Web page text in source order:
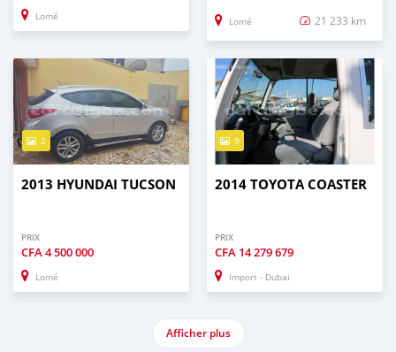
Lomé Lomé 21 233 km
2
2013 HYUNDAI TUCSON
PRIX
CFA4 500 000
Lomé
9
2014 TOYOTA COASTER
PRIX
CFA 14 279 679
Import - Dubai
Afficher plus